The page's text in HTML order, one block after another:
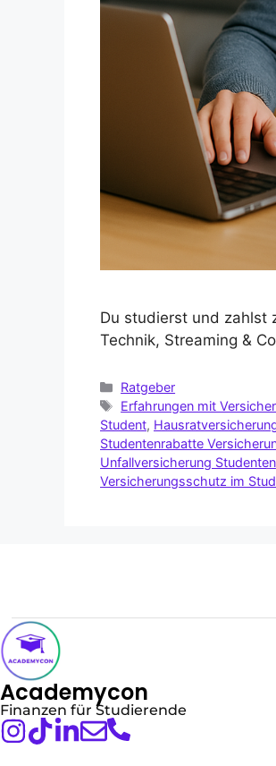
Du studierst und zahlst
Technik, Streaming &
Ratgeber
Erfahrungen mit
Student,
Studentenrabatte
Unfallversicherung Studenten
Versicherungsschutz im
Academycon
Finanzen für Studierende